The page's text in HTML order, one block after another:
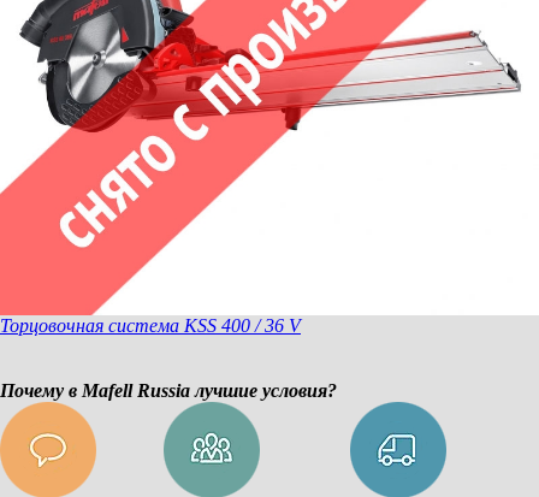
Торцовочная система KSS 400 / 36 V
Почему в Mafell Russia лучшие условия?